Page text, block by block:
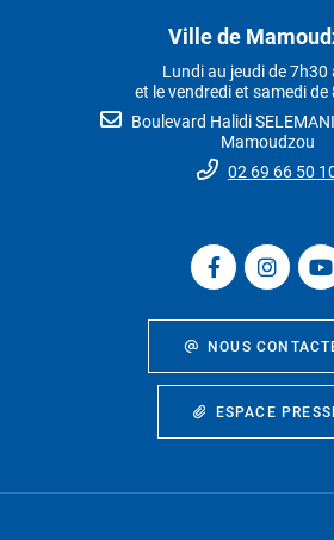
Ville de
Lundi au jeudi de 7h30
et le vendredi et samedi de
Boulevard Halidi
Mamoudzou
02 69 66 50
NOUS
ESPACE